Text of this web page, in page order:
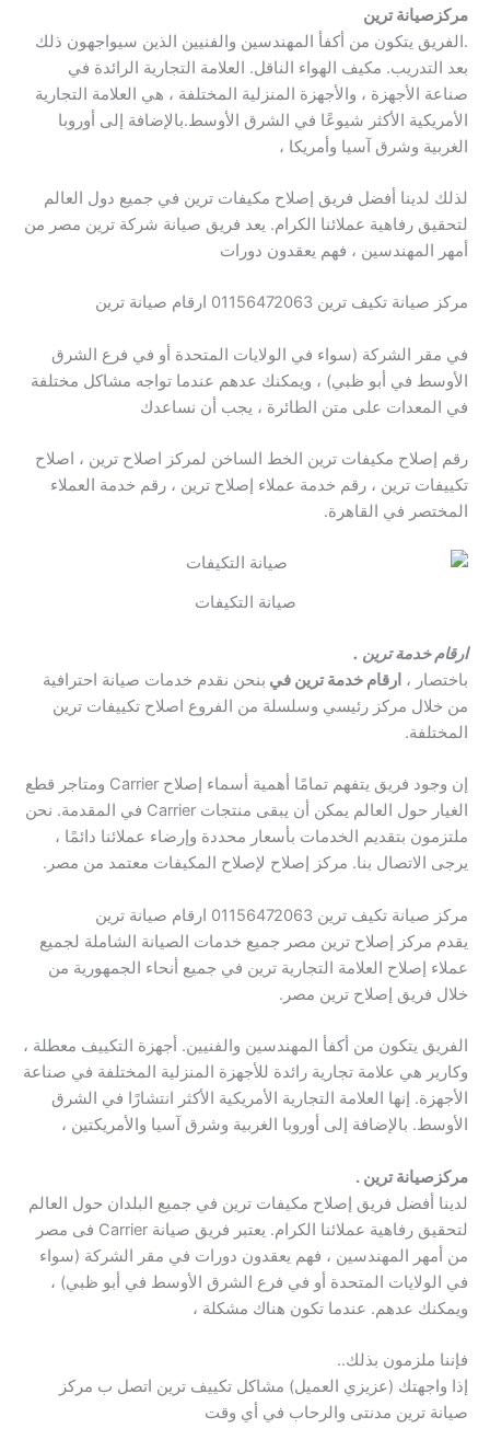
مركزصيانة ترين
.الفريق يتكون من أكفأ المهندسين والفنيين الذين سيواجهون ذلك
بعد التدريب. مكيف الهواء الناقل. العلامة التجارية الرائدة في
صناعة الأجهزة ، والأجهزة المنزلية المختلفة ، هي العلامة التجارية
الأمريكية الأكثر شيوعًا في الشرق الأوسط.بالإضافة إلى أوروبا
الغربية وشرق آسيا وأمريكا ،
لذلك لدينا أفضل فريق إصلاح مكيفات ترين في جميع دول العالم
لتحقيق رفاهية عملائنا الكرام. يعد فريق صيانة شركة ترين مصر من
أمهر المهندسين ، فهم يعقدون دورات
مركز صيانة تكيف ترين 01156472063 ارقام صيانة ترين
في مقر الشركة (سواء في الولايات المتحدة أو في فرع الشرق
الأوسط في أبو ظبي) ، ويمكنك عدهم عندما تواجه مشاكل مختلفة
في المعدات على متن الطائرة ، يجب أن نساعدك
رقم إصلاح مكيفات ترين الخط الساخن لمركز اصلاح ترين ، اصلاح
تكييفات ترين ، رقم خدمة عملاء إصلاح ترين ، رقم خدمة العملاء
المختصر في القاهرة.
صيانة التكيفات
ارقام خدمة ترين .
باختصار ، ارقام خدمة ترين في بنحن نقدم خدمات صيانة احترافية
من خلال مركز رئيسي وسلسلة من الفروع اصلاح تكييفات ترين
المختلفة.
إن وجود فريق يتفهم تمامًا أهمية أسماء إصلاح Carrier ومتاجر قطع
الغيار حول العالم يمكن أن يبقى منتجات Carrier في المقدمة. نحن
ملتزمون بتقديم الخدمات بأسعار محددة وإرضاء عملائنا دائمًا ،
يرجى الاتصال بنا. مركز إصلاح لإصلاح المكيفات معتمد من مصر.
مركز صيانة تكيف ترين 01156472063 ارقام صيانة ترين
يقدم مركز إصلاح ترين مصر جميع خدمات الصيانة الشاملة لجميع
عملاء إصلاح العلامة التجارية ترين في جميع أنحاء الجمهورية من
خلال فريق إصلاح ترين مصر.
الفريق يتكون من أكفأ المهندسين والفنيين. أجهزة التكييف معطلة ،
وكارير هي علامة تجارية رائدة للأجهزة المنزلية المختلفة في صناعة
الأجهزة. إنها العلامة التجارية الأمريكية الأكثر انتشارًا في الشرق
الأوسط. بالإضافة إلى أوروبا الغربية وشرق آسيا والأمريكتين ،
مركزصيانة ترين .
لدينا أفضل فريق إصلاح مكيفات ترين في جميع البلدان حول العالم
لتحقيق رفاهية عملائنا الكرام. يعتبر فريق صيانة Carrier فى مصر
من أمهر المهندسين ، فهم يعقدون دورات في مقر الشركة (سواء
في الولايات المتحدة أو في فرع الشرق الأوسط في أبو ظبي) ،
ويمكنك عدهم. عندما تكون هناك مشكلة ،
فإننا ملزمون بذلك..
إذا واجهتك (عزيزي العميل) مشاكل تكييف ترين اتصل ب مركز
صيانة ترين مدنتى والرحاب في أي وقت